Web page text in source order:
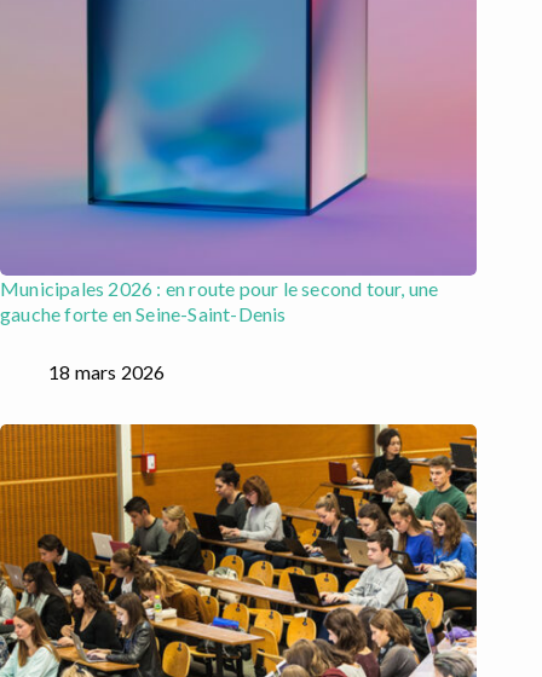
Municipales 2026 : en route pour le second tour, une
gauche forte en Seine-Saint-Denis
18 mars 2026